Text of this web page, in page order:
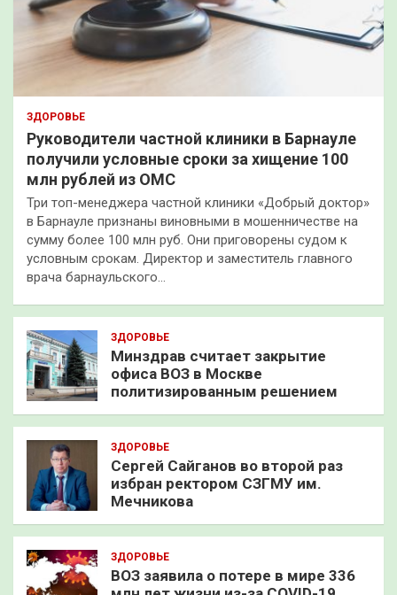
ЗДОРОВЬЕ
Руководители частной клиники в Барнауле
получили условные сроки за хищение 100
млн рублей из ОМС
Три топ-менеджера частной клиники «Добрый доктор»
в Барнауле признаны виновными в мошенничестве на
сумму более 100 млн руб. Они приговорены судом к
условным срокам. Директор и заместитель главного
врача барнаульского…
ЗДОРОВЬЕ
Минздрав считает закрытие
офиса ВОЗ в Москве
политизированным решением
ЗДОРОВЬЕ
Сергей Сайганов во второй раз
избран ректором СЗГМУ им.
Мечникова
ЗДОРОВЬЕ
ВОЗ заявила о потере в мире 336